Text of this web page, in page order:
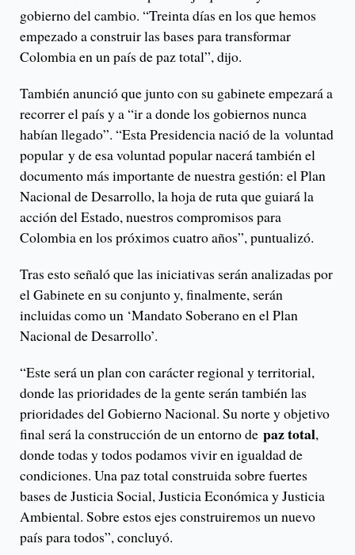
gobierno del cambio. “Treinta días en los que hemos
empezado a construir las bases para transformar
Colombia en un país de paz total”, dijo.
También anunció que junto con su gabinete empezará a
recorrer el país y a “ir a donde los gobiernos nunca
habían llegado”. “Esta Presidencia nació de la voluntad
popular y de esa voluntad popular nacerá también el
documento más importante de nuestra gestión: el Plan
Nacional de Desarrollo, la hoja de ruta que guiará la
acción del Estado, nuestros compromisos para
Colombia en los próximos cuatro años”, puntualizó.
Tras esto señaló que las iniciativas serán analizadas por
el Gabinete en su conjunto y, finalmente, serán
incluidas como un ‘Mandato Soberano en el Plan
Nacional de Desarrollo’.
“Este será un plan con carácter regional y territorial,
donde las prioridades de la gente serán también las
prioridades del Gobierno Nacional. Su norte y objetivo
final será la construcción de un entorno de paz total,
donde todas y todos podamos vivir en igualdad de
condiciones. Una paz total construida sobre fuertes
bases de Justicia Social, Justicia Económica y Justicia
Ambiental. Sobre estos ejes construiremos un nuevo
país para todos”, concluyó.